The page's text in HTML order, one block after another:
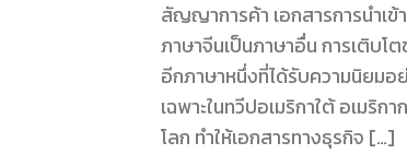
สัญญาการค้า เอกสารการนำเข้
ภาษาจีนเป็นภาษาอื่น การเติบโ
อีกภาษาหนึ่งที่ได้รับความนิยมอ
เฉพาะในทวีปอเมริกาใต้ อเมริ
โลก ทำให้เอกสารทางธุรกิจ […]